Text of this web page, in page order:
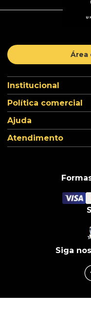
Área
Institucional
Política comercial
Ajuda
Atendimento
Siga